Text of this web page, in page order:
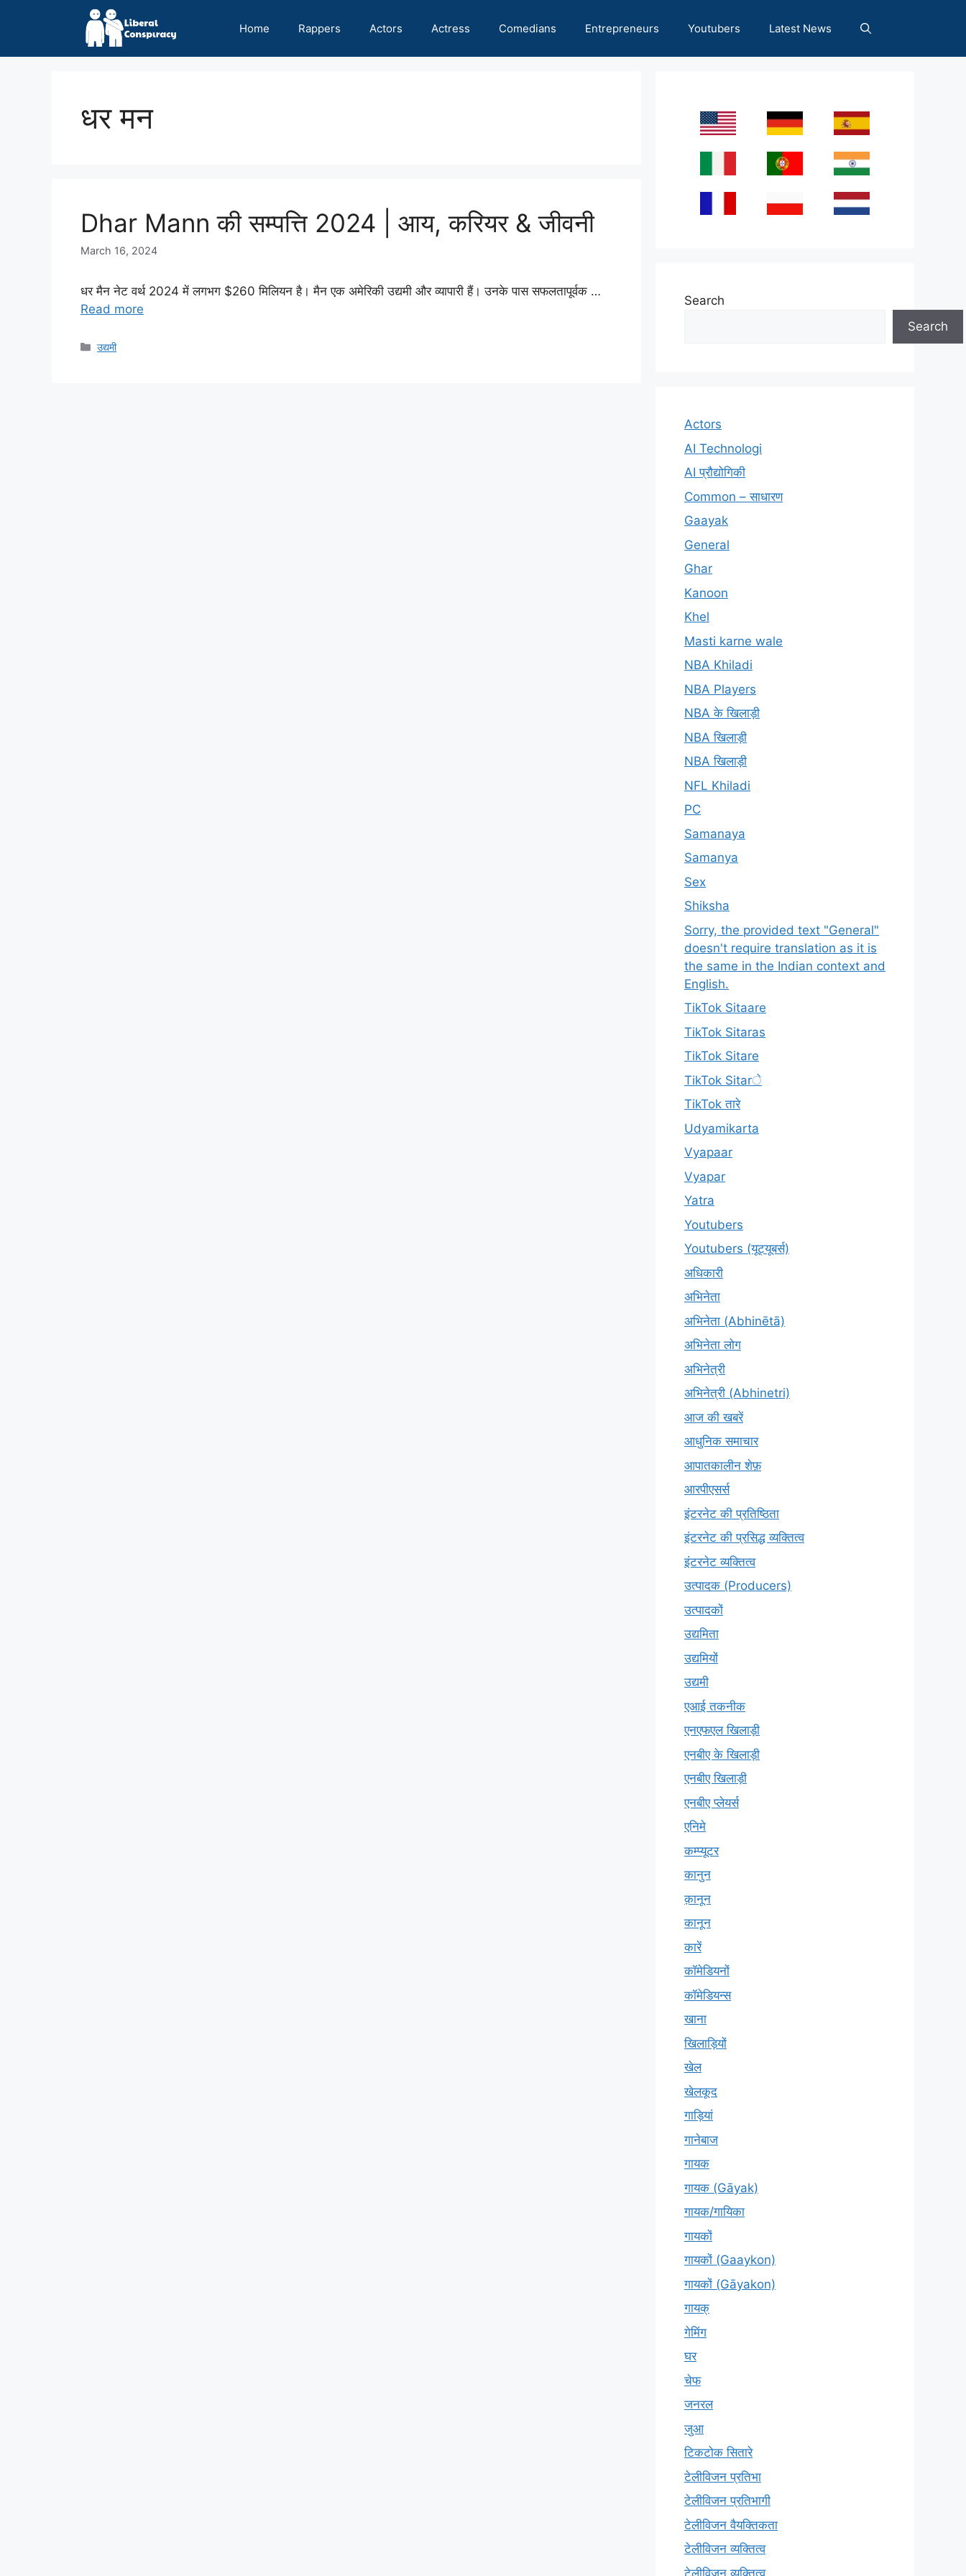
Home Rappers Actors Actress Comedians Entrepreneurs Youtubers Latest News
धर मन
Dhar Mann की सम्पत्ति 2024 | आय, करियर & जीवनी
March 16, 2024
धर मैन नेट वर्थ 2024 में लगभग $260 मिलियन है। मैन एक अमेरिकी उद्यमी और व्यापारी हैं। उनके पास सफलतापूर्वक …
Read more
Categories
उद्यमी
Search
Search
Actors
AI Technologi
AI प्रौद्योगिकी
Common – साधारण
Gaayak
General
Ghar
Kanoon
Khel
Masti karne wale
NBA Khiladi
NBA Players
NBA के खिलाड़ी
NBA खिलाड़ी
NBA खिलाड़ी
NFL Khiladi
PC
Samanaya
Samanya
Sex
Shiksha
Sorry, the provided text "General"
doesn't require translation as it is
the same in the Indian context and
English.
TikTok Sitaare
TikTok Sitaras
TikTok Sitare
TikTok Sitarे
TikTok तारे
Udyamikarta
Vyapaar
Vyapar
Yatra
Youtubers
Youtubers (यूट्यूबर्स)
अधिकारी
अभिनेता
अभिनेता (Abhinētā)
अभिनेता लोग
अभिनेत्री
अभिनेत्री (Abhinetri)
आज की खबरें
आधुनिक समाचार
आपातकालीन शेफ़
आरपीएसर्स
इंटरनेट की प्रतिष्ठिता
इंटरनेट की प्रसिद्ध व्यक्तित्व
इंटरनेट व्यक्तित्व
उत्पादक (Producers)
उत्पादकों
उद्यमिता
उद्यमियों
उद्यमी
एआई तकनीक
एनएफएल खिलाड़ी
एनबीए के खिलाड़ी
एनबीए खिलाड़ी
एनबीए प्लेयर्स
एनिमे
कम्प्यूटर
कानुन
क़ानून
कानून
कारें
कॉमेडियनों
कॉमेडियन्स
खाना
खिलाड़ियों
खेल
खेलकूद
गाड़ियां
गानेबाज
गायक
गायक (Gāyak)
गायक/गायिका
गायकों
गायकों (Gaaykon)
गायकों (Gāyakon)
गायक्
गेमिंग
घर
चेफ
जनरल
जुआ
टिकटोक सितारे
टेलीविजन प्रतिभा
टेलीविजन प्रतिभागी
टेलीविजन वैयक्तिकता
टेलीविजन व्यक्तित्व
टेलीविज़न व्यक्तित्व